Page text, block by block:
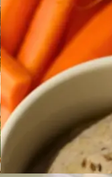
HummusHummus
påpå
siriusærter siriusært
er